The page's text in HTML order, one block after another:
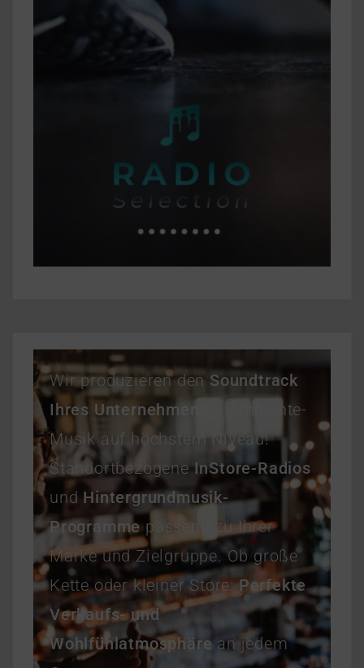
Wir produzieren den Soundtrack
Ihres Unternehmens
– Ambiente-
Musik auf höchstem Niveau!
StandortbezogeneInStore-Radios
und Hintergrundmusik-
Programmepassend zu Ihrer
Marke und Zielgruppe. Ob große
Kette oder kleiner Store:Perfekte
Verkaufs- und
Wohlfühlatmosphärean jedem